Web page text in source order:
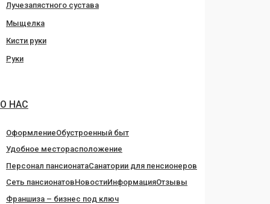
Лучезапястного сустава
Мыщелка
Кисти руки
Руки
О НАС
ОформлениеОбустроенный быт
Удобное месторасположение
Персонал пансионатаСанатории для пенсионеров
Сеть пансионатовНовостиИнформацияОтзывы
Франшиза – бизнес под ключ